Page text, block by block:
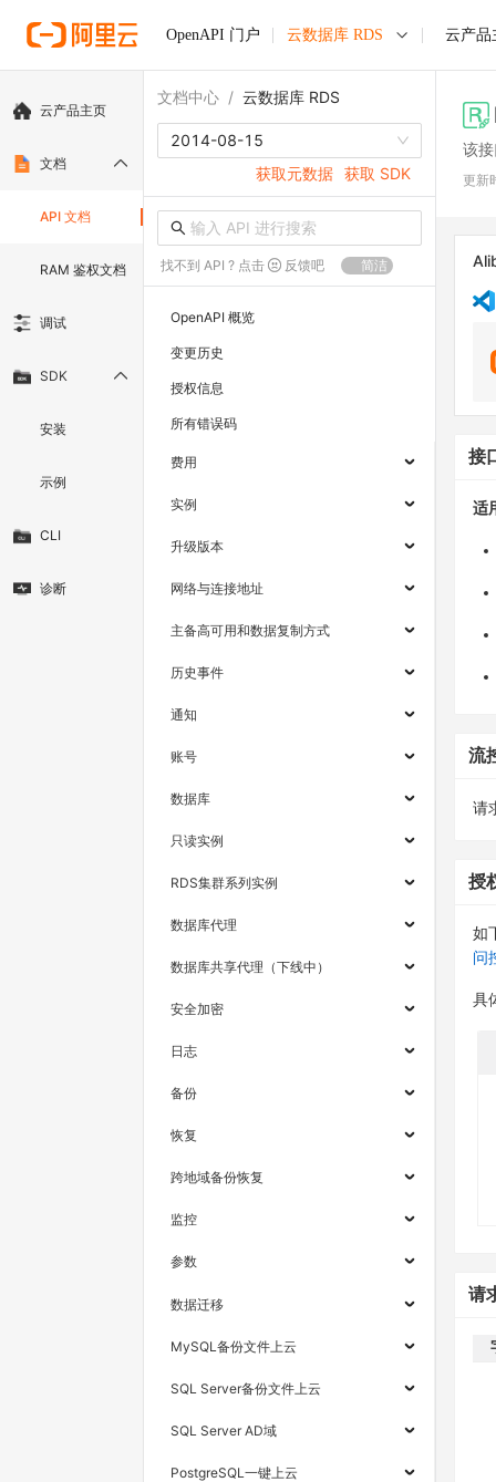
OpenAPI 门户 云数据库 RDS 云产品
云产品主页
文档
API 文档
RAM 鉴权文档
调试
SDK
安装
示例
CLI
诊断
文档中心 / 云数据库 RDS
2014-08-15
获取元数据 获取 SDK
找不到 API ? 点击 反馈吧 简洁
OpenAPI 概览
变更历史
授权信息
所有错误码
费用
实例
升级版本
网络与连接地址
主备高可用和数据复制方式
历史事件
通知
账号
数据库
只读实例
RDS集群系列实例
数据库代理
数据库共享代理（下线中）
安全加密
日志
备份
恢复
跨地域备份恢复
监控
参数
数据迁移
MySQL备份文件上云
SQL Server备份文件上云
SQL Server AD域
PostgreSQL一键上云
该
更新
接
适
流
请
授
如
问
具
请